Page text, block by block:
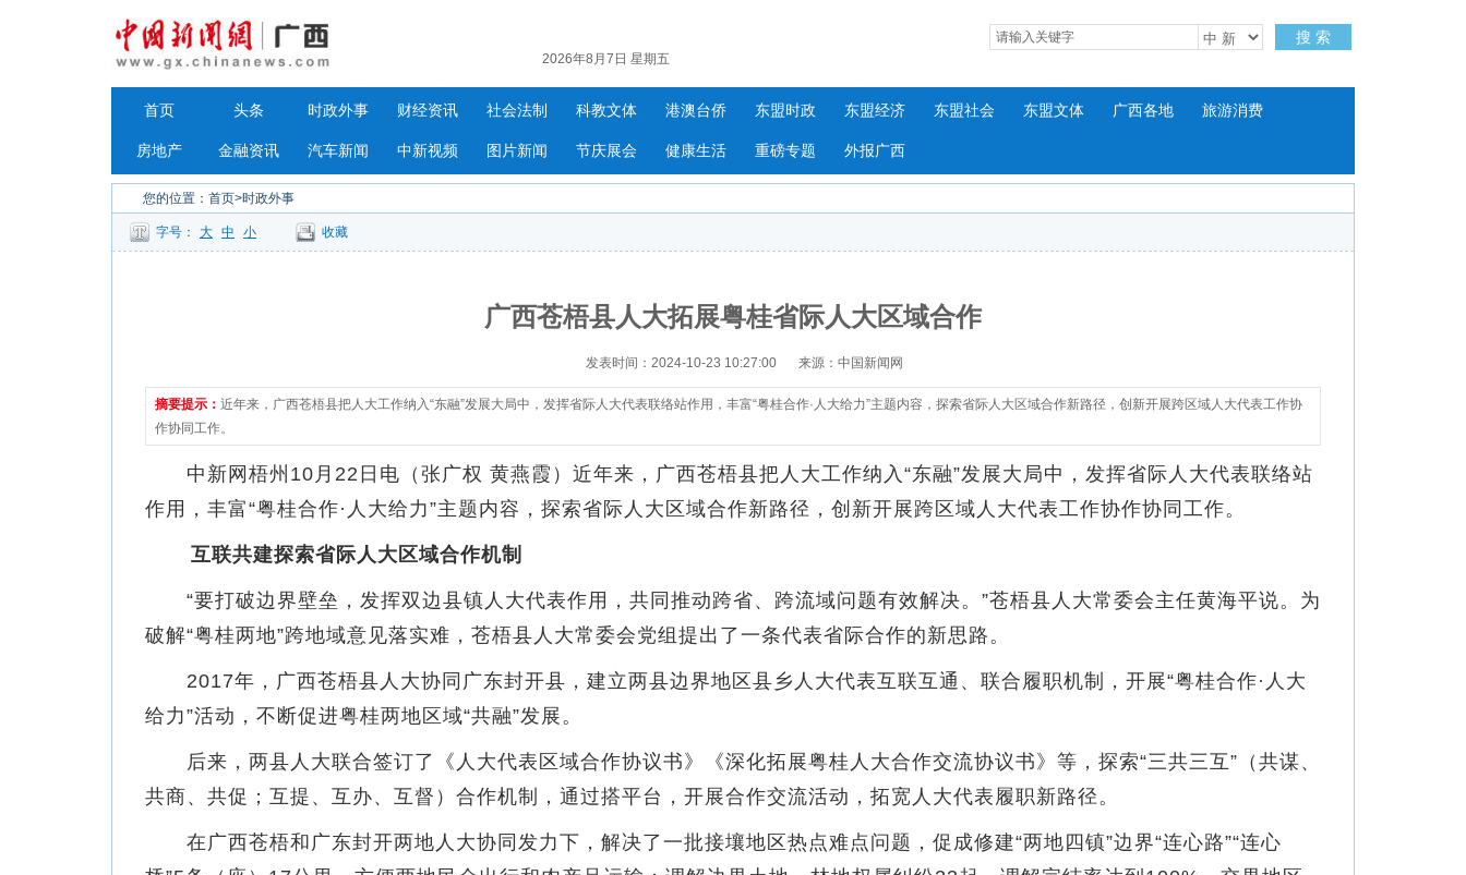
2026年8月7日 星期五
搜 索
首页 头条 时政外事 财经资讯 社会法制 科教文体 港澳台侨 东盟时政 东盟经济 东盟社会 东盟文体 广西各地 旅游消费
房地产 金融资讯 汽车新闻 中新视频 图片新闻 节庆展会 健康生活 重磅专题 外报广西
您的位置： 首页>时政外事
字号： 大 中 小 收藏
广西苍梧县人大拓展粤桂省际人大区域合作
发表时间：2024-10-23 10:27:00 来源：中国新闻网
摘要提示： 近年来，广西苍梧县把人大工作纳入“东融”发展大局中，发挥省际人大代表联络站作用，丰富“粤桂合作·人大给力”主题内容，探索省际人大区域合作新路径，创新开展跨区域人大代表工作协
作协同工作。
中新网梧州10月22日电（张广权 黄燕霞）近年来，广西苍梧县把人大工作纳入“东融”发展大局中，发挥省际人大代表联络站
作用，丰富“粤桂合作·人大给力”主题内容，探索省际人大区域合作新路径，创新开展跨区域人大代表工作协作协同工作。
互联共建探索省际人大区域合作机制
“要打破边界壁垒，发挥双边县镇人大代表作用，共同推动跨省、跨流域问题有效解决。”苍梧县人大常委会主任黄海平说。为
破解“粤桂两地”跨地域意见落实难，苍梧县人大常委会党组提出了一条代表省际合作的新思路。
2017年，广西苍梧县人大协同广东封开县，建立两县边界地区县乡人大代表互联互通、联合履职机制，开展“粤桂合作·人大
给力”活动，不断促进粤桂两地区域“共融”发展。
后来，两县人大联合签订了《人大代表区域合作协议书》《深化拓展粤桂人大合作交流协议书》等，探索“三共三互”（共谋、
共商、共促；互提、互办、互督）合作机制，通过搭平台，开展合作交流活动，拓宽人大代表履职新路径。
在广西苍梧和广东封开两地人大协同发力下，解决了一批接壤地区热点难点问题，促成修建“两地四镇”边界“连心路”“连心